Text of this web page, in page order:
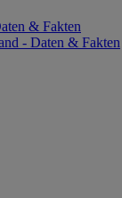
& Fakten
- Daten & Fakten